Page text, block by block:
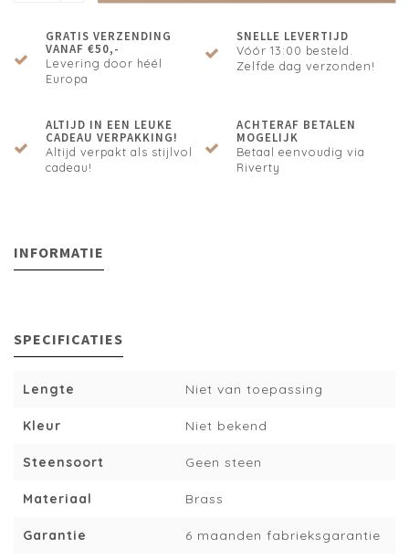
GRATIS VERZENDING
VANAF €50,-
Levering door héél
Europa
SNELLE LEVERTIJD
Vóór 13:00 besteld.
Zelfde dag verzonden!
ALTIJD IN EEN LEUKE
CADEAU VERPAKKING!
Altijd verpakt als stijlvol
cadeau!
ACHTERAF BETALEN
MOGELIJK
Betaal eenvoudig via
Riverty
INFORMATIE
SPECIFICATIES
Lengte Niet van toepassing
Kleur Niet bekend
Steensoort Geen steen
Materiaal Brass
Garantie 6 maanden fabrieksgarantie